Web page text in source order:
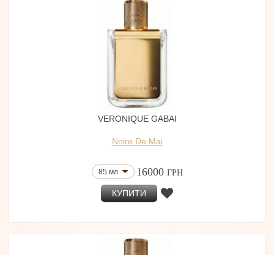
VERONIQUE GABAI
Noire De Mai
85 мл 16000 ГРН
КУПИТИ